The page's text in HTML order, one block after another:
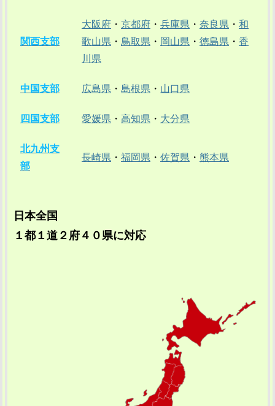
関西支部
大阪府 ・ 京都府 ・ 兵庫県 ・ 奈良県 ・ 和
歌山県 ・ 鳥取県 ・ 岡山県 ・ 徳島県 ・ 香
川県
中国支部 広島県 ・ 島根県 ・ 山口県
四国支部 愛媛県 ・ 高知県 ・ 大分県
北九州支
部
長崎県 ・ 福岡県 ・ 佐賀県 ・ 熊本県
日本全国
１都１道２府４０県に対応